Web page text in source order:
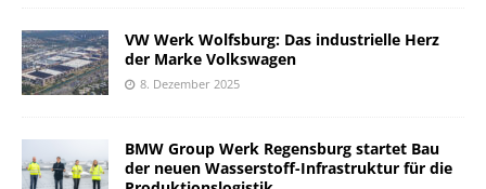
VW Werk Wolfsburg: Das industrielle Herz
der Marke Volkswagen
8. Dezember 2025
BMW Group Werk Regensburg startet Bau
der neuen Wasserstoff-Infrastruktur für die